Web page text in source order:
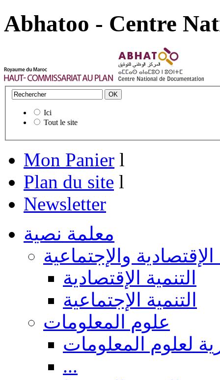
Abhatoo - Centre
Ici
Tout le site
Mon Panier l
Plan du site l
Newsletter
معلمة نصية
الإقتصادية والإجتماعية
التنمية الإقتصادية
التنمية الإجتماعية
علوم المعلومات
لعلوم المعلومات
...